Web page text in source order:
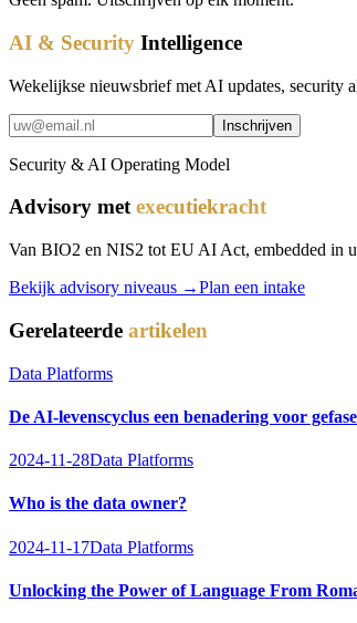
AI & Security Intelligence
Wekelijkse nieuwsbrief met AI updates, security
Inschrijven
Security & AI Operating Model
Advisory metexecutiekracht
Van BIO2 en NIS2 tot EU AI Act, embedded in
Bekijk advisory niveaus →Plan een intake
Gerelateerde artikelen
Data Platforms
De AI-levenscyclus een benadering voor
2024-11-28Data Platforms
Who is the data owner?
2024-11-17Data Platforms
Unlocking the Power of Language From